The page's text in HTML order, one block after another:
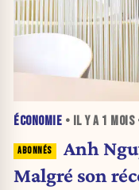
ÉCONOMIE • IL Y A 1 MOIS
Anh
Malgré son